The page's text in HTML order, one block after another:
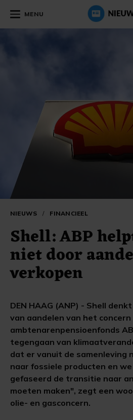
MENU
NIEUWS / FINANCIEEL
Shell: ABP
niet door
verkopen
DEN HAAG (ANP) - Shell
van aandelen van het concern
ambtenarenpensioenfonds
tegengaan van
dat er vanuit de samenleving
naar fossiele producten en
gefaseerd de transitie naar
moeten maken", zegt een
olie- en gasconcern.